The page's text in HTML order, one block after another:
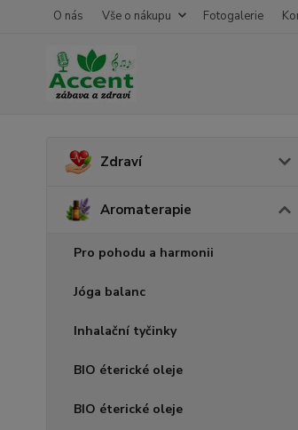
O nás Vše o nákupu Fotogalerie
Zdraví
Aromaterapie
Pro pohodu a harmonii
Jóga balanc
Inhalační tyčinky
BIO éterické oleje
BIO éterické oleje